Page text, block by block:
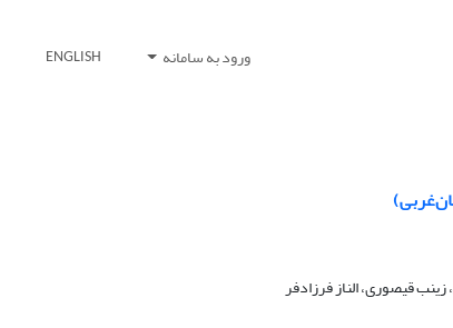
ورود به سامانه ENGLISH
قیصوری، الناز فرزادفر